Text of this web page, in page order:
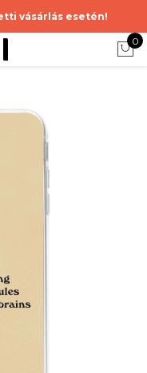
vásárlás esetén!
0